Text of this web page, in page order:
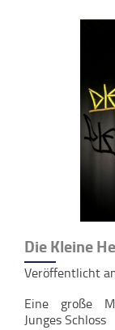
Die Kleine
Veröffentlicht
Eine große
Junges Schloss